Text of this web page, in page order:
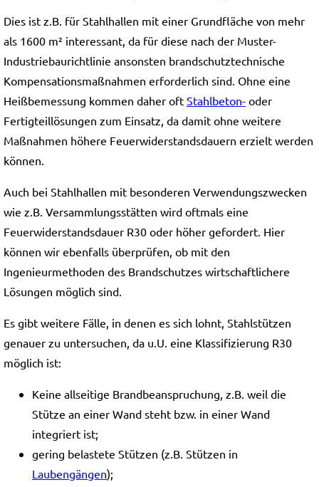
Dies ist z.B. für Stahlhallen mit einer Grundfläche von mehr
als 1600 m² interessant, da für diese nach der Muster-
Industriebaurichtlinie ansonsten brandschutztechnische
Kompensationsmaßnahmen erforderlich sind. Ohne eine
Heißbemessung kommen daher oft Stahlbeton- oder
Fertigteillösungen zum Einsatz, da damit ohne weitere
Maßnahmen höhere Feuerwiderstandsdauern erzielt werden
können.
Auch bei Stahlhallen mit besonderen Verwendungszwecken
wie z.B. Versammlungsstätten wird oftmals eine
Feuerwiderstandsdauer R30 oder höher gefordert. Hier
können wir ebenfalls überprüfen, ob mit den
Ingenieurmethoden des Brandschutzes wirtschaftlichere
Lösungen möglich sind.
Es gibt weitere Fälle, in denen es sich lohnt, Stahlstützen
genauer zu untersuchen, da u.U. eine Klassifizierung R30
möglich ist:
Keine allseitige Brandbeanspruchung, z.B. weil die
Stütze an einer Wand steht bzw. in einer Wand
integriert ist;
gering belastete Stützen (z.B. Stützen in
Laubengängen);